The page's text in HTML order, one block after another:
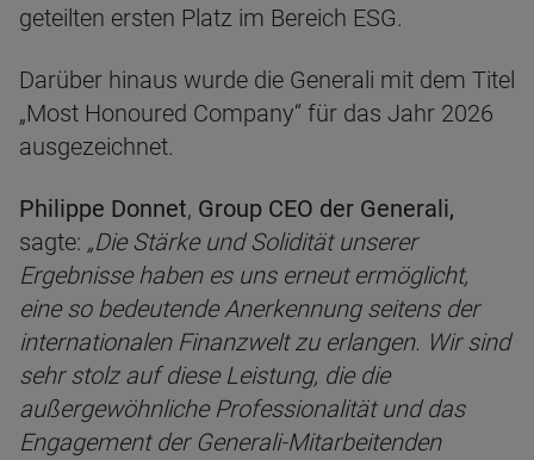
geteilten ersten Platz im Bereich ESG.
Darüber hinaus wurde die Generali mit dem Titel
„Most Honoured Company“ für das Jahr 2026
ausgezeichnet.
Philippe Donnet, Group CEO der Generali,
sagte: „Die Stärke und Solidität unserer
Ergebnisse haben es uns erneut ermöglicht,
eine so bedeutende Anerkennung seitens der
internationalen Finanzwelt zu erlangen. Wir sind
sehr stolz auf diese Leistung, die die
außergewöhnliche Professionalität und das
Engagement der Generali-Mitarbeitenden